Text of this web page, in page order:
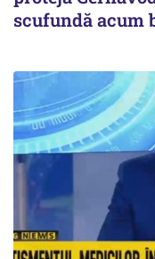
scufundă acum